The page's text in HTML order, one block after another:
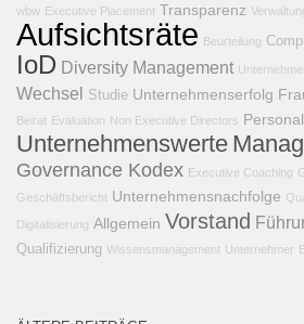
wbw Executive Placement Transparenz
Aufsichtsräte Beurteilung
IoD Diversity Management
Wechsel Studie Unternehmenserfolg
Beirat Evaluation Non Executive Directors
Unternehmenswerte
Governance Kodex Executive Coaching
Geschäftsbericht Unternehmensnachfolge
Digitalisierung Allgemein Vorstand
Qualifizierung Wissensmanagement Unternehmer